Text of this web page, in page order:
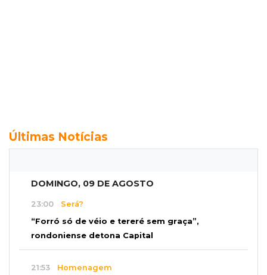
Últimas Notícias
DOMINGO, 09 DE AGOSTO
23:00 Será?
“Forró só de véio e tereré sem graça”,
rondoniense detona Capital
21:53 Homenagem